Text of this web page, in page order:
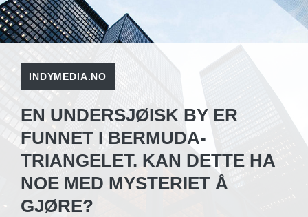
INDYMEDIA.NO
EN UNDERSJØISK BY ER
FUNNET I BERMUDA-
TRIANGELET. KAN DETTE HA
NOE MED MYSTERIET Å
GJØRE?